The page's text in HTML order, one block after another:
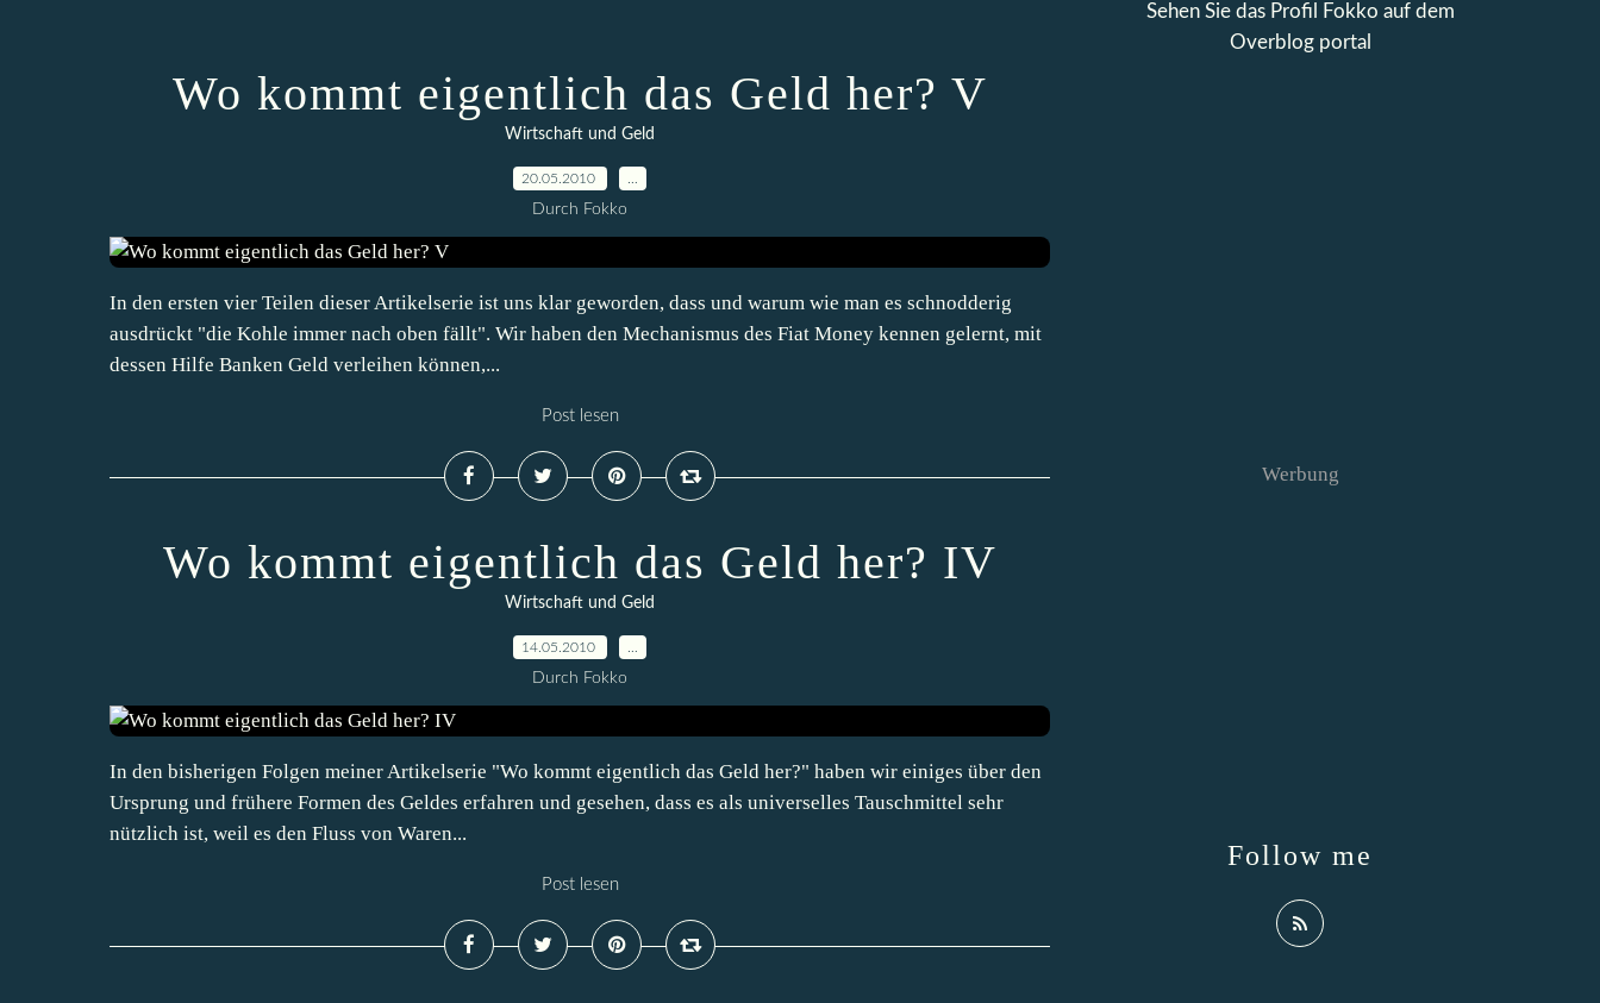
Wo kommt eigentlich das Geld her? V
Wirtschaft und Geld
20.05.2010
Durch Fokko
In den ersten vier Teilen dieser Artikelserie ist uns klar geworden, dass und warum wie man es schnodderig
ausdrückt "die Kohle immer nach oben fällt". Wir haben den Mechanismus des Fiat Money kennen gelernt, mit
dessen Hilfe Banken Geld verleihen können,...
Post lesen
Wo kommt eigentlich das Geld her? IV
Wirtschaft und Geld
14.05.2010
Durch Fokko
In den bisherigen Folgen meiner Artikelserie "Wo kommt eigentlich das Geld her?" haben wir einiges über den
Ursprung und frühere Formen des Geldes erfahren und gesehen, dass es als universelles Tauschmittel sehr
nützlich ist, weil es den Fluss von Waren...
Post lesen
Sehen Sie das Profil
Fokko auf dem
Overblog portal
Follow me
Werbung